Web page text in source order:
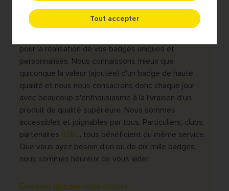
familiale basée à Lede, en Belgique. Avec plus de 30
ans d'expérience en tant que fournisseur de badges
pour la réalisation de vos badges uniques et
personnalisés. Nous connaissons mieux que
quiconque la valeur (ajoutée) d'un badge de haute
qualité et nous nous consacrons donc chaque jour
avec beaucoup d'enthousiasme à la livraison d'un
produit de qualité supérieure. Nous sommes
accessibles et joignables par tous. Particuliers, clubs,
partenaires B2B.... tous bénéficient du même service.
Que vous ayez besoin d'un ou de dix mille badges,
nous sommes heureux de vous aider.
En savoir plus sur notre histoire
Tout accepter